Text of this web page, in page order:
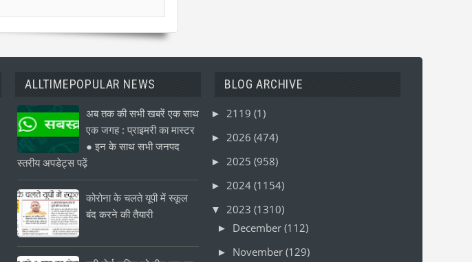
ALLTIMEPOPULAR NEWS
अब तक की सभी खबरें एक साथ
एक जगह : प्राइमरी का मास्टर
● इन के साथ सभी जनपद
स्तरीय अपडेट्स पढ़ें
कोरोना के चलते यूपी में स्कूल
बंद करने की तैयारी
BLOG ARCHIVE
► 2119(1)
► 2026(474)
► 2025(958)
► 2024(1154)
▼ 2023(1310)
► December(112)
► November(129)